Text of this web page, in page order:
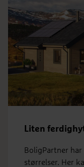
Liten
BoligPartner
størrelser. Her